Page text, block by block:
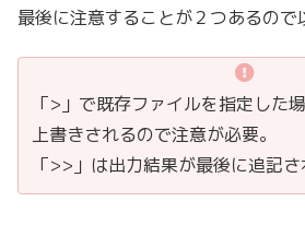
最後に注意することが２つあるので
「>」で既存ファイルを指定した
上書きされるので注意が必要。
「>>」は出力結果が最後に追記さ